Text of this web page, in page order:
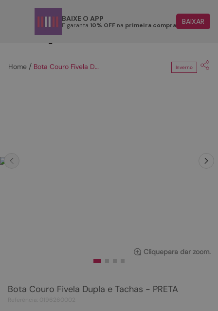
BAIXE O APP
E garanta 10% OFF na primeira compra BAIXAR
Bota Couro Fivela Dupla e Tachas - PRETA Inverno
Cliquepara dar zoom.
Bota Couro Fivela Dupla e Tachas - PRETA
2º
tenis
7